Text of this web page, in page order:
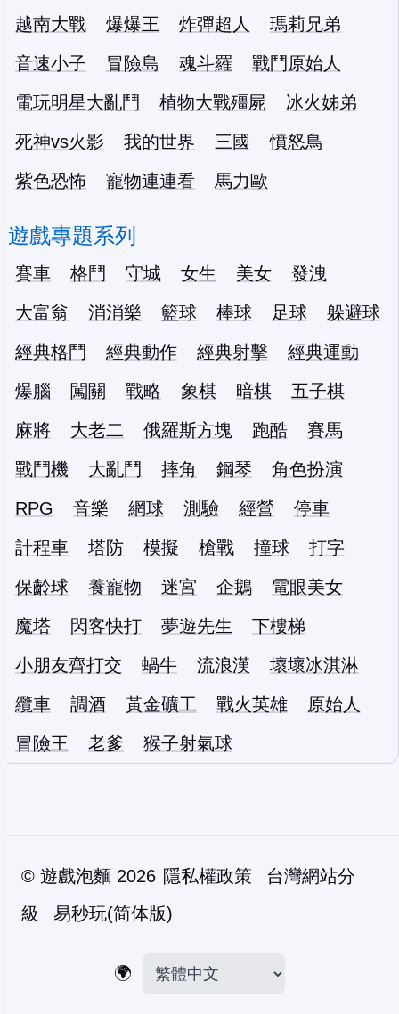
越南大戰
爆爆王 炸彈超人
瑪莉兄弟
音速小子
冒險島 魂斗羅
戰鬥原始人
電玩明星大亂鬥
植物大戰殭屍
冰火姊弟
死神vs火影
我的世界 三國
憤怒鳥
紫色恐怖
寵物連連看 馬力歐
遊戲專題系列
賽車 格鬥 守城 女生 美女
發洩
大富翁
消消樂 籃球 棒球 足球
躲避球
經典格鬥
經典動作 經典射擊
經典運動
爆腦
闖關 戰略 象棋 暗棋
五子棋
麻將
大老二 俄羅斯方塊 跑酷
賽馬
戰鬥機
大亂鬥 摔角 鋼琴
角色扮演
RPG
音樂 網球 測驗 經營
停車
計程車
塔防 模擬 槍戰 撞球
打字
保齡球
養寵物 迷宮 企鵝
電眼美女
魔塔
閃客快打 夢遊先生
下樓梯
小朋友齊打交
蝸牛 流浪漢
壞壞冰淇淋
纜車
調酒 黃金礦工 戰火英雄
原始人
冒險王
老爹 猴子射氣球
© 遊戲泡麵 2026 隱私權政策
台灣網站分
級
易秒玩(简体版)
🌍